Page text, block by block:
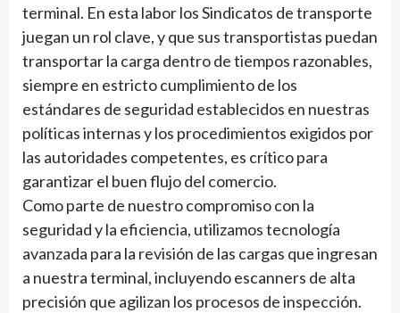
terminal. En esta labor los Sindicatos de transporte
juegan un rol clave, y que sus transportistas puedan
transportar la carga dentro de tiempos razonables,
siempre en estricto cumplimiento de los
estándares de seguridad establecidos en nuestras
políticas internas y los procedimientos exigidos por
las autoridades competentes, es crítico para
garantizar el buen flujo del comercio.
Como parte de nuestro compromiso con la
seguridad y la eficiencia, utilizamos tecnología
avanzada para la revisión de las cargas que ingresan
a nuestra terminal, incluyendo escanners de alta
precisión que agilizan los procesos de inspección.